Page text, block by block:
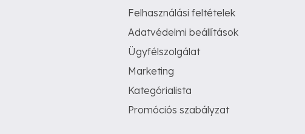
Felhasználási feltételek
Adatvédelmi beállítások
Ügyfélszolgálat
Marketing
Kategórialista
Promóciós szabályzat